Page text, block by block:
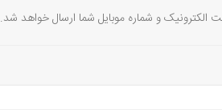
الکترونیک و شماره موبایل شما ارسال خواهد شد.